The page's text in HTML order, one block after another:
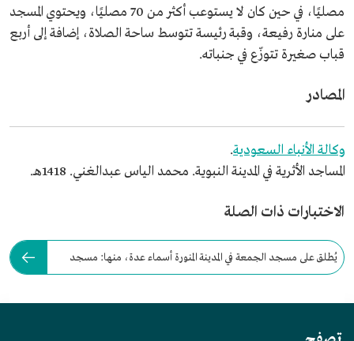
مصليًا، في حين كان لا يستوعب أكثر من 70 مصليًا، ويحتوي المسجد
على منارة رفيعة، وقبة رئيسة تتوسط ساحة الصلاة، إضافة إلى أربع
قباب صغيرة تتوزّع في جنباته.
المصادر
وكالة الأنباء السعودية.
المساجد الأثرية في المدينة النبوية. محمد الياس عبدالغني. 1418هـ.
الاختبارات ذات الصلة
يُطلق على مسجد الجمعة في المدينة المنورة أسماء عدة، منها: مسجد